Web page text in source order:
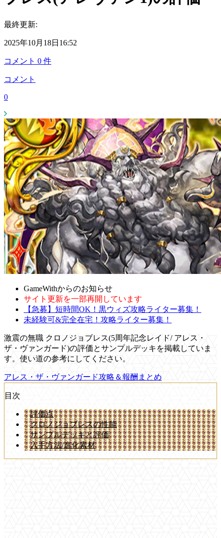
最終更新:
2025年10月18日16:52
コメント 0 件
コメント
0
GameWithからのお知らせ
サイト更新を一部再開しています
【急募】短時間OK！黒ウィズ攻略ライター募集！
未経験可&完全在宅！攻略ライター募集！
激震の無職 クロノジョブレス(5周年記念レイド/ アレス・
ザ・ヴァンガード)の評価とサンプルデッキを掲載していま
す。使い道の参考にしてください。
アレス・ザ・ヴァンガード攻略＆報酬まとめ
目次
評価点
クロノジョブレスの性能
サンプルデッキと評価
入手方法/進化素材